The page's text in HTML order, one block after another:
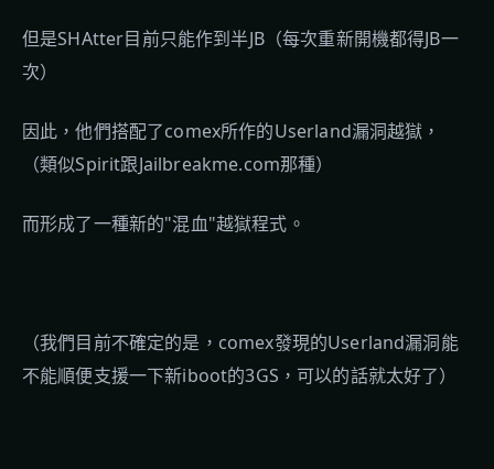
但是SHAtter目前只能作到半JB（每次重新開機都得JB一
次）
因此，他們搭配了comex所作的Userland漏洞越獄，
（類似Spirit跟Jailbreakme.com那種）
而形成了一種新的"混血"越獄程式。
（我們目前不確定的是，comex發現的Userland漏洞能
不能順便支援一下新iboot的3GS，可以的話就太好了）